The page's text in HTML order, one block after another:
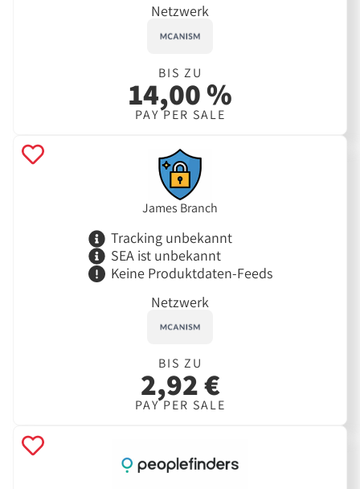
Netzwerk
BIS ZU
14,00 %
PAY PER SALE
James Branch
Tracking unbekannt
SEA ist unbekannt
Keine Produktdaten-Feeds
Netzwerk
BIS ZU
2,92 €
PAY PER SALE